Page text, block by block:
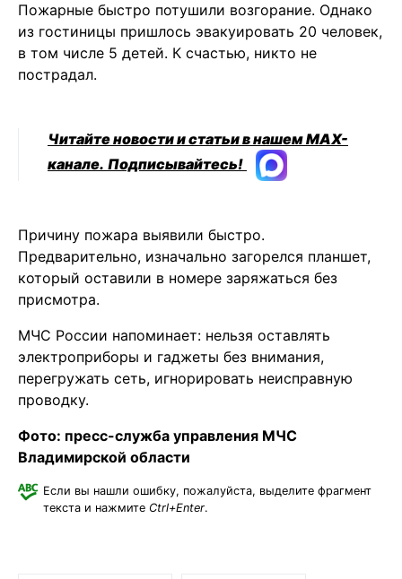
Пожарные быстро потушили возгорание. Однако
из гостиницы пришлось эвакуировать 20 человек,
в том числе 5 детей. К счастью, никто не
пострадал.
Читайте новости и статьи в нашем MAX-
канале. Подписывайтесь!
Причину пожара выявили быстро.
Предварительно, изначально загорелся планшет,
который оставили в номере заряжаться без
присмотра.
МЧС России напоминает: нельзя оставлять
электроприборы и гаджеты без внимания,
перегружать сеть, игнорировать неисправную
проводку.
Фото: пресс-служба управления МЧС
Владимирской области
Если вы нашли ошибку, пожалуйста, выделите фрагмент
текста и нажмите Ctrl+Enter.